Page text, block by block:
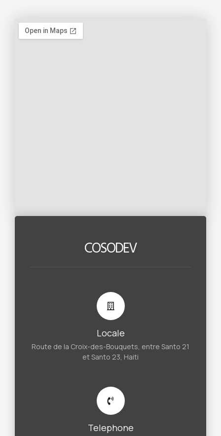
COSODEV
Locale
Route de la Croix-des-Bouquets, entre Santo 21
et Santo 23, Haiti
Telephone